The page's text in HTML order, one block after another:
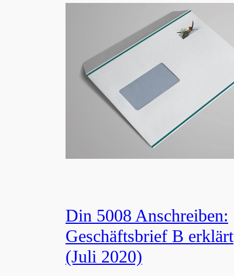
Din 5008 Anschreiben:
Geschäftsbrief B erklärt
(Juli 2020)